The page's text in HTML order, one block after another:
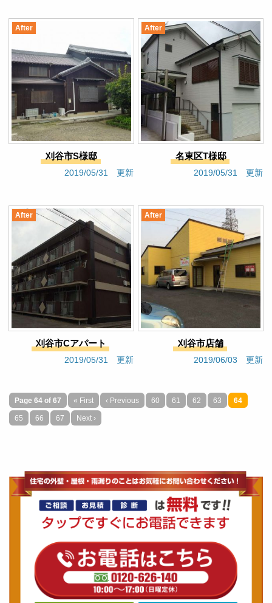
刈谷市S様邸
After
2019/05/31 更新
名東区T様邸
After
2019/05/31 更新
刈谷市Cアパート
After
2019/05/31 更新
刈谷市店舗
After
2019/06/03 更新
Page 64 of 67 « First ‹ Previous 60 61 62 63 64
65 66 67 Next ›